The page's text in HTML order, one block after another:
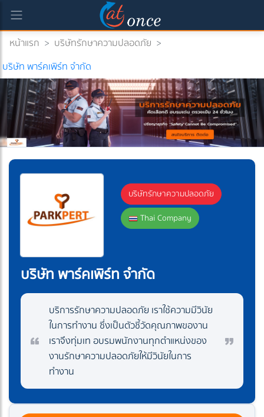
หน้าแรก > บริษัทรักษาความปลอดภัย >
บริษัท พาร์คเพิร์ท จำกัด
บริษัทรักษาความปลอดภัย
Thai Company
บริษัท พาร์คเพิร์ท จำกัด
บริการรักษาความปลอดภัย เราใช้ความมีวินัย
ในการทำงาน ซึ่งเป็นตัวชี้วัดคุณภาพของาน
เราจึงทุ่มเท อบรมพนักงานทุกตำแหน่งของ
งานรักษาความปลอดภัยให้มีวินัยในการ
ทำงาน